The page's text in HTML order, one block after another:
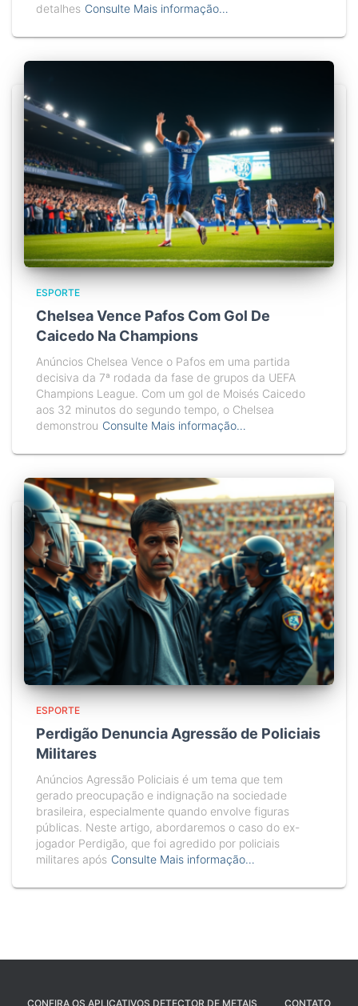
detalhes Consulte Mais informação…
ESPORTE
Chelsea Vence Pafos Com Gol De
Caicedo Na Champions
Anúncios Chelsea Vence o Pafos em uma partida
decisiva da 7ª rodada da fase de grupos da UEFA
Champions League. Com um gol de Moisés Caicedo
aos 32 minutos do segundo tempo, o Chelsea
demonstrou Consulte Mais informação…
ESPORTE
Perdigão Denuncia Agressão de Policiais
Militares
Anúncios Agressão Policiais é um tema que tem
gerado preocupação e indignação na sociedade
brasileira, especialmente quando envolve figuras
públicas. Neste artigo, abordaremos o caso do ex-
jogador Perdigão, que foi agredido por policiais
militares após Consulte Mais informação…
CONFIRA OS APLICATIVOS DETECTOR DE METAIS CONTATO